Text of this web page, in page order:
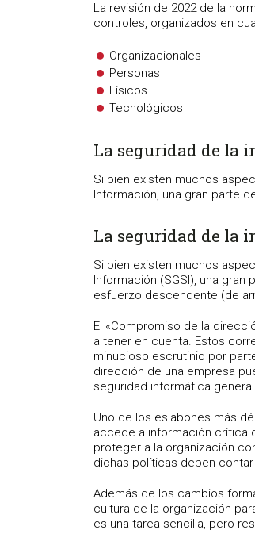
La revisión de 2022 de la
controles, organizados en
Organizacionales
Personas
Físicos
Tecnológicos
La seguridad de la
Si bien existen muchos
Información, una gran parte
La seguridad de la
Si bien existen muchos
Información (SGSI), una
esfuerzo descendente (de
El «Compromiso de la
a tener en cuenta. Estos
minucioso escrutinio por
dirección de una empresa
seguridad informática
Uno de los eslabones más
accede a información crítica
proteger a la organización
dichas políticas deben
Además de los cambios
cultura de la organización
es una tarea sencilla, pero